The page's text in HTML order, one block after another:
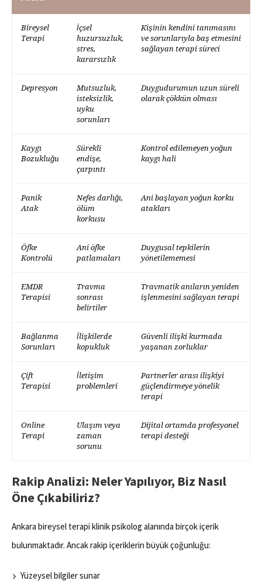
Bireysel
Terapi
İçsel
huzursuzluk,
stres,
kararsızlık
Kişinin kendini tanımasını
ve sorunlarıyla baş etmesini
sağlayan terapi süreci
Depresyon
Mutsuzluk,
isteksizlik,
uyku
sorunları
Duygudurumun uzun süreli
olarak çökkün olması
Kaygı
Bozukluğu
Sürekli
endişe,
çarpıntı
Kontrol edilemeyen yoğun
kaygı hali
Panik
Atak
Nefes darlığı,
ölüm
korkusu
Ani başlayan yoğun korku
atakları
Öfke
Kontrolü
Ani öfke
patlamaları
Duygusal tepkilerin
yönetilememesi
EMDR
Terapisi
Travma
sonrası
belirtiler
Travmatik anıların yeniden
işlenmesini sağlayan terapi
Bağlanma
Sorunları
İlişkilerde
kopukluk
Güvenli ilişki kurmada
yaşanan zorluklar
Çift
Terapisi
İletişim
problemleri
Partnerler arası ilişkiyi
güçlendirmeye yönelik
terapi
Online
Terapi
Ulaşım veya
zaman
sorunu
Dijital ortamda profesyonel
terapi desteği
Rakip Analizi: Neler Yapılıyor, Biz Nasıl
Öne Çıkabiliriz?
Ankara bireysel terapi klinik psikolog alanında birçok içerik
bulunmaktadır. Ancak rakip içeriklerin büyük çoğunluğu:
Yüzeysel bilgiler sunar